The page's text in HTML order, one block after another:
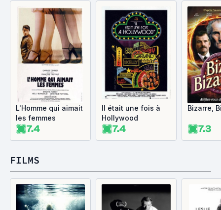
L'Homme qui aimait
les femmes
7.4
Il était une fois à
Hollywood
7.4
Bizarre,
7.3
FILMS